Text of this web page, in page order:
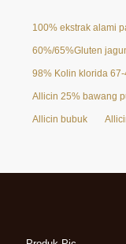
100% ekstrak alami
60%/65%Gluten
98% Kolin klorida 67-
Allicin 25% bawang
Allicin bubuk